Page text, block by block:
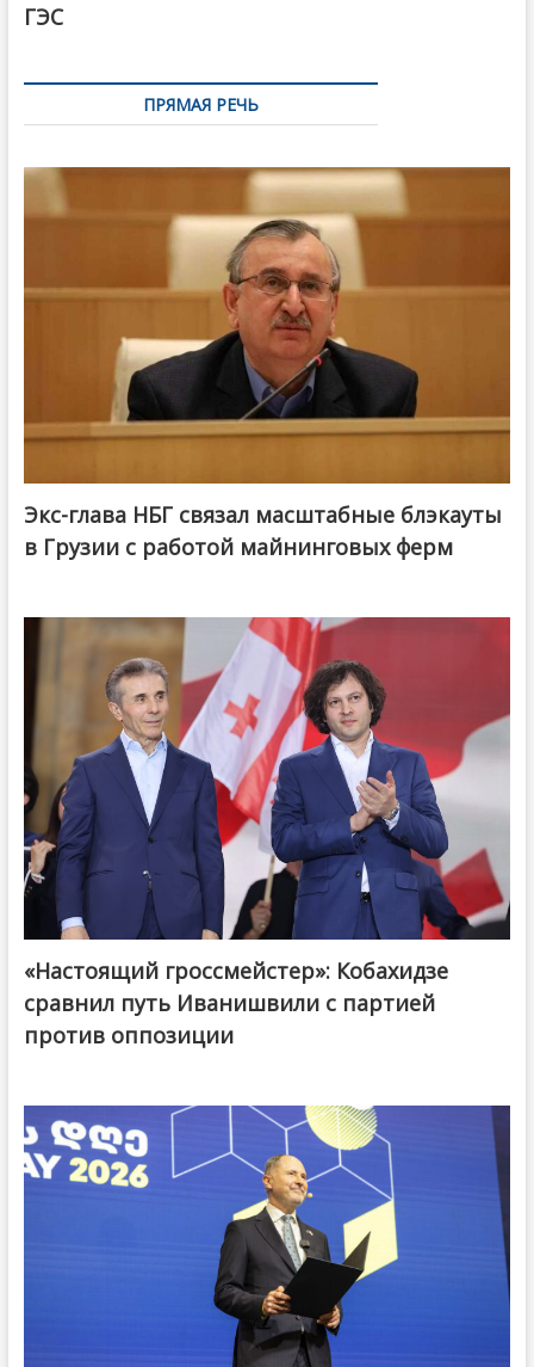
ГЭС
ПРЯМАЯ РЕЧЬ
Экс-глава НБГ связал масштабные блэкауты
в Грузии с работой майнинговых ферм
@ქართული ოცნება / Georgian Dream
«Настоящий гроссмейстер»: Кобахидзе
сравнил путь Иванишвили с партией
против оппозиции